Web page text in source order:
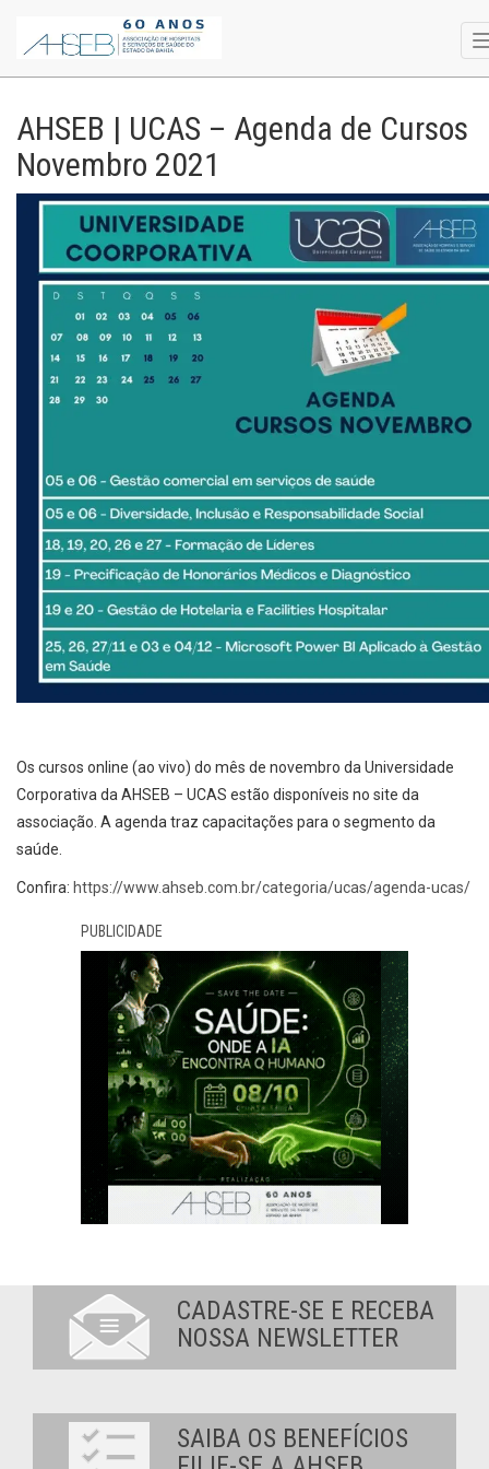
AHSEB | UCAS – Agenda de Cursos
Novembro 2021
Os cursos online (ao vivo) do mês de novembro da Universidade
Corporativa da AHSEB – UCAS estão disponíveis no site da
associação. A agenda traz capacitações para o segmento da
saúde.
Confira: https://www.ahseb.com.br/categoria/ucas/agenda-ucas/
PUBLICIDADE
CADASTRE-SE E RECEBA
NOSSA NEWSLETTER
SAIBA OS BENEFÍCIOS